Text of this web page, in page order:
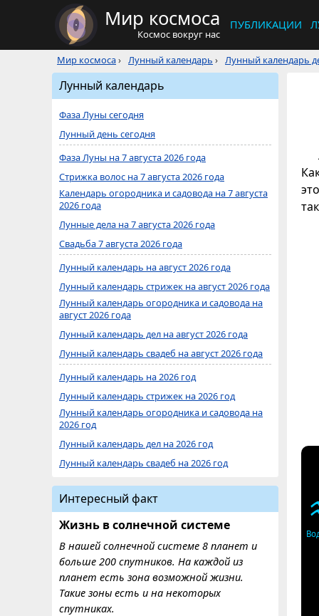
Мир космоса
Космос вокруг нас
ПУБЛИКАЦИИ
Мир космоса› Лунный календарь › Лунный календарь
Лунный календарь
Фаза Луны сегодня
Лунный день сегодня
Фаза Луны на 7 августа 2026 года
Стрижка волос на 7 августа 2026 года
Календарь огородника и садовода на 7 августа
2026 года
Лунные дела на 7 августа 2026 года
Свадьба 7 августа 2026 года
Лунный календарь на август 2026 года
Лунный календарь стрижек на август 2026 года
Лунный календарь огородника и садовода на
август 2026 года
Лунный календарь дел на август 2026 года
Лунный календарь свадеб на август 2026 года
Лунный календарь на 2026 год
Лунный календарь стрижек на 2026 год
Лунный календарь огородника и садовода на
2026 год
Лунный календарь дел на 2026 год
Лунный календарь свадеб на 2026 год
Интересный факт
Жизнь в солнечной системе
В нашей солнечной системе 8 планет и
больше 200 спутников. На каждой из
планет есть зона возможной жизни.
Такие зоны есть и на некоторых
спутниках.